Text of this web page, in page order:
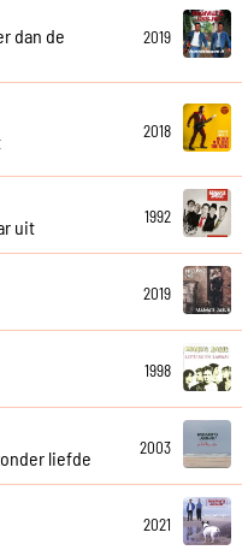
dan de
2019
2018
uit
1992
2019
1998
liefde
2003
2021